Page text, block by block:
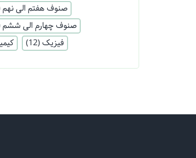
صنوف هفتم الی نهم
صنوف چهارم الی ششم
فیزیک (12)